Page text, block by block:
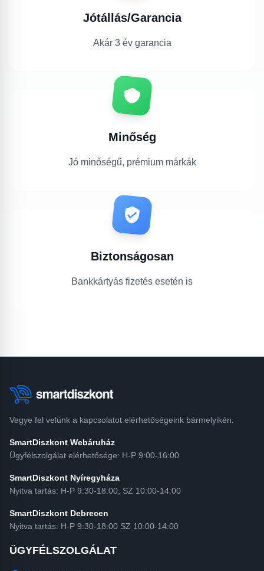
Jótállás/Garancia
Akár 3 év garancia
Minőség
Jó minőségű, prémium márkák
Biztonságosan
Bankkártyás fizetés esetén is
Vegye fel velünk a kapcsolatot elérhetőségeink bármelyikén.
SmartDiszkont Webáruház
Ügyfélszolgálat elérhetősége: H-P 9:00-16:00
SmartDiszkont Nyíregyháza
Nyitva tartás: H-P 9:30-18:00, SZ 10:00-14:00
SmartDiszkont Debrecen
Nyitva tartás: H-P 9:30-18:00 SZ 10:00-14:00
ÜGYFÉLSZOLGÁLAT